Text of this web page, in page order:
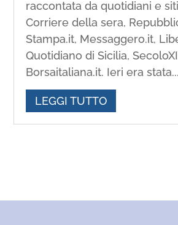
raccontata da quotidiani e
Corriere della sera,
Stampa.it, Messaggero.it,
Quotidiano di Sicilia,
Borsaitaliana.it. Ieri era stata...
LEGGI TUTTO